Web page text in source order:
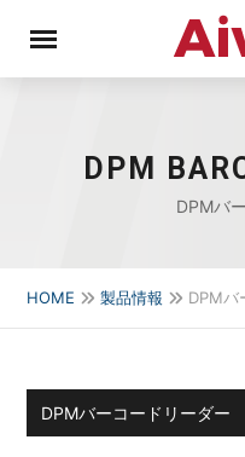
DPM
DPMバ
HOME 製品情報 DPMバ
DPMバーコードリーダー